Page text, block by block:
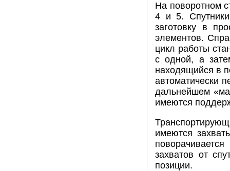
На поворотном
4 и 5.
заготовку в
элементов.
цикл работы
с одной, а
находящийся в
автоматически
дальнейшем
имеются
имеются
захватов от
позиции.